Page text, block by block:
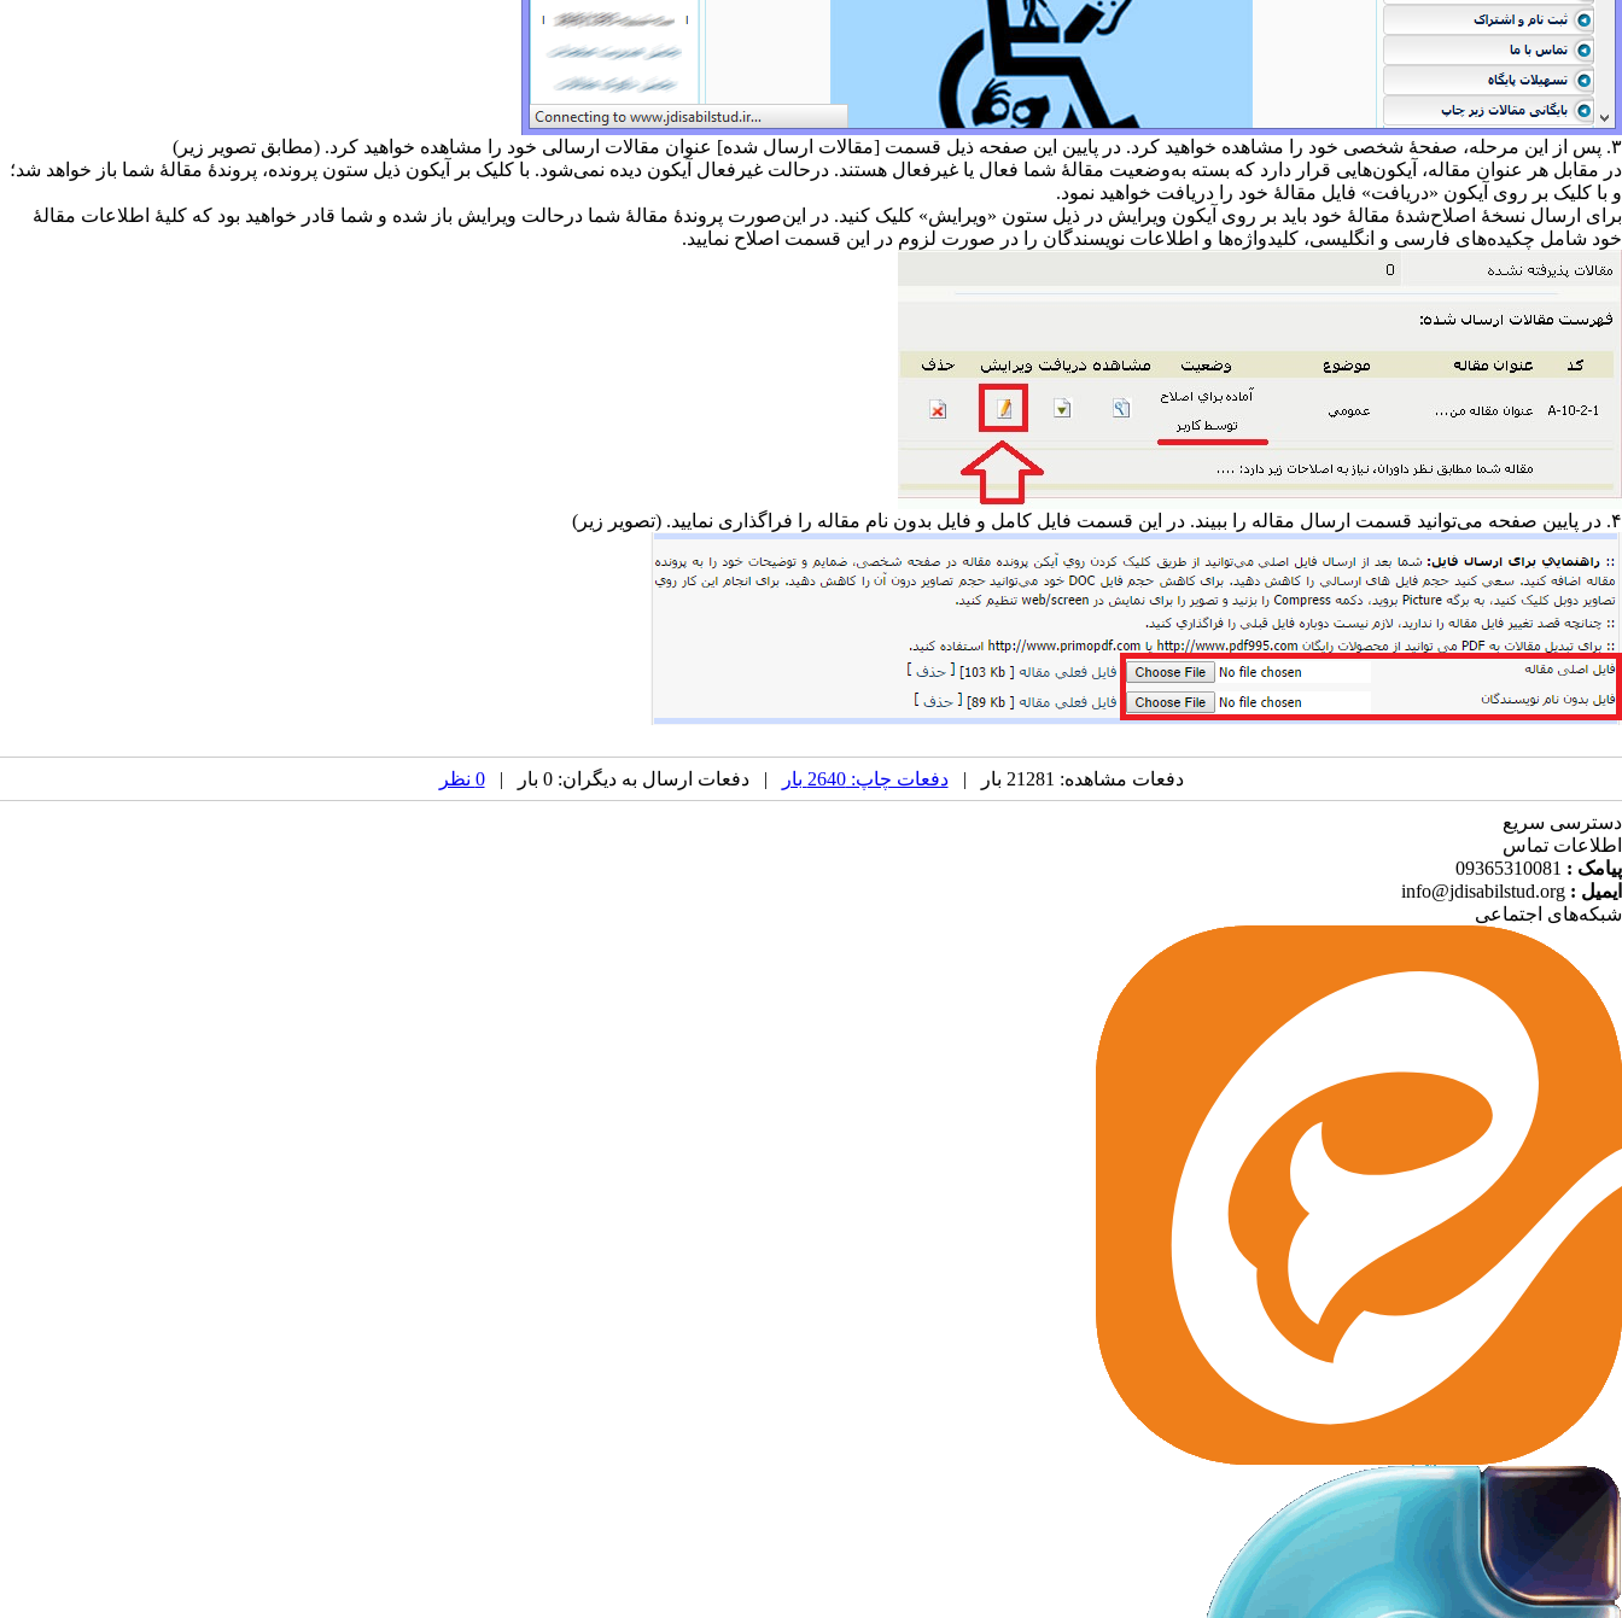
۳. پس از این مرحله، صفحهٔ شخصی خود را مشاهده خواهید کرد. در پایین این صفحه ذیل قسمت [مقالات ارسال شده] عنوان مقالات ارسالی خود را مشاهده خواهید کرد. (مطابق تصویر زیر)
در مقابل هر عنوان مقاله، آیکون‌هایی قرار دارد که بسته به‌وضعیت مقالهٔ شما فعال یا غیرفعال هستند. درحالت غیرفعال آیکون دیده نمی‌شود. با کلیک بر آیکون ذیل ستون پرونده، پروندهٔ مقالهٔ شما باز خواهد شد؛
و با کلیک بر روی آیکون «دریافت» فایل مقالهٔ خود را دریافت خواهید نمود.
برای ارسال نسخهٔ اصلاح‌شدهٔ مقالهٔ خود باید بر روی آیکون ویرایش در ذیل ستون «ویرایش» کلیک کنید. در این‌صورت پروندهٔ مقالهٔ شما درحالت ویرایش باز شده و شما قادر خواهید بود که کلیهٔ اطلاعات مقالهٔ
خود شامل چکیده‌های فارسی و انگلیسی، کلیدواژه‌ها و اطلاعات نویسندگان را در صورت لزوم در این قسمت اصلاح‌ نمایید.
۴. در پایین صفحه می‌توانید قسمت ارسال مقاله را ببیند. در این قسمت فایل کامل و فایل بدون نام مقاله را فراگذاری نمایید. (تصویر زیر)
دفعات مشاهده: 21281 بار | دفعات چاپ: 2640 بار | دفعات ارسال به دیگران: 0 بار | 0 نظر
دسترسی سریع
اطلاعات تماس
پیامک : 09365310081
ایمیل : info@jdisabilstud.org
شبکه‌های اجتماعی